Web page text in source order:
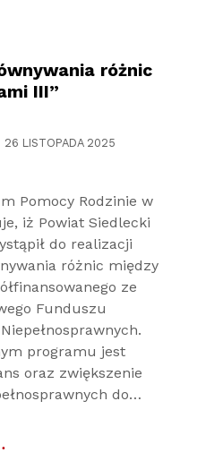
różnic
III”
26 LISTOPADA 2025
Pomocy Rodzinie w
iż Powiat Siedlecki
do realizacji
różnic między
ze
Funduszu
programu jest
oraz zwiększenie
do…